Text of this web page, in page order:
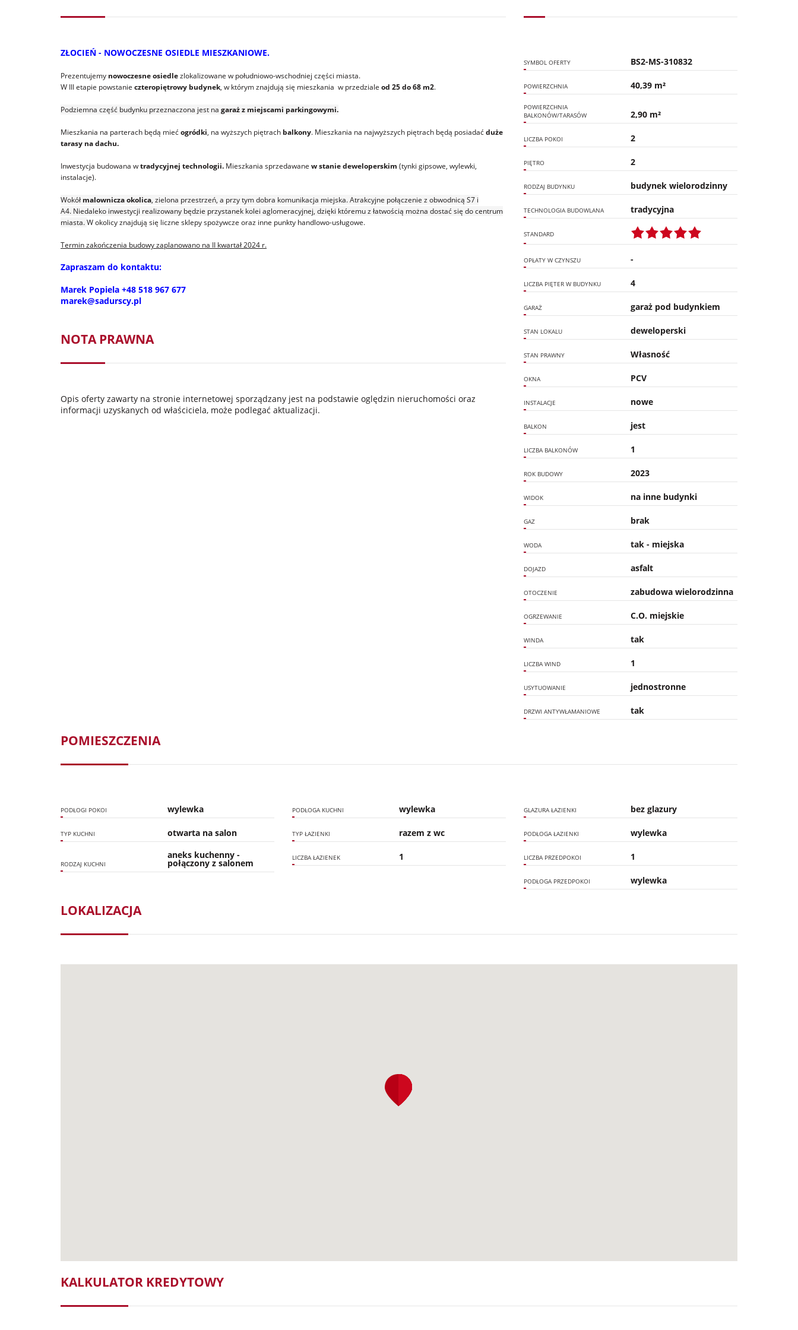
ZŁOCIEŃ - NOWOCZESNE OSIEDLE MIESZKANIOWE.
Prezentujemy nowoczesne osiedlezlokalizowane w południowo-wschodniej części miasta.
W III etapie powstanie czteropiętrowy budynek, w którym znajdują się mieszkania w przedziale od 25 do 68 m2.
Podziemna część budynku przeznaczona jest na garaż z miejscami parkingowymi.
Mieszkania na parterach będą miećogródki, na wyższych piętrach balkony. Mieszkania na najwyższych piętrach będą posiadaćduże
tarasy na dachu.
Inwestycja budowana wtradycyjnej technologii. Mieszkania sprzedawane w stanie deweloperskim (tynki gipsowe, wylewki,
instalacje).
Wokół malownicza okolica, zielona przestrzeń, a przy tym dobra komunikacja miejska. Atrakcyjne połączenie z obwodnicą S7 i
A4. Niedaleko inwestycji realizowany będzie przystanek kolei aglomeracyjnej, dzięki któremu z łatwością można dostać się do centrum
miasta.W okolicy znajdują się liczne sklepy spożywcze oraz inne punkty handlowo-usługowe.
Termin zakończenia budowy zaplanowano na II kwartał 2024 r.
Zapraszam do kontaktu:
Marek Popiela +48 518 967 677
marek@sadurscy.pl
NOTA PRAWNA
Opis oferty zawarty na stronie internetowej sporządzany jest na podstawie oględzin nieruchomości oraz
informacji uzyskanych od właściciela, może podlegać aktualizacji.
SYMBOL OFERTY BS2-MS-310832
POWIERZCHNIA 40,39 m²
POWIERZCHNIA
BALKONÓW/TARASÓW
2,90 m²
LICZBA POKOI 2
PIĘTRO 2
RODZAJ BUDYNKU budynek wielorodzinny
TECHNOLOGIA BUDOWLANA tradycyjna
STANDARD
OPŁATY W CZYNSZU -
LICZBA PIĘTER W BUDYNKU 4
GARAŻ garaż pod budynkiem
STAN LOKALU deweloperski
STAN PRAWNY Własność
OKNA PCV
INSTALACJE nowe
BALKON jest
LICZBA BALKONÓW 1
ROK BUDOWY 2023
WIDOK na inne budynki
GAZ brak
WODA tak - miejska
DOJAZD asfalt
OTOCZENIE zabudowa wielorodzinna
OGRZEWANIE C.O. miejskie
WINDA tak
LICZBA WIND 1
USYTUOWANIE jednostronne
DRZWI ANTYWŁAMANIOWE tak
POMIESZCZENIA
PODŁOGI POKOI wylewka
TYP KUCHNI otwarta na salon
RODZAJ KUCHNI
aneks kuchenny -
połączony z salonem
PODŁOGA KUCHNI wylewka
TYP ŁAZIENKI razem z wc
LICZBA ŁAZIENEK 1
GLAZURA ŁAZIENKI bez glazury
PODŁOGA ŁAZIENKI wylewka
LICZBA PRZEDPOKOI 1
PODŁOGA PRZEDPOKOI wylewka
LOKALIZACJA
KALKULATOR KREDYTOWY